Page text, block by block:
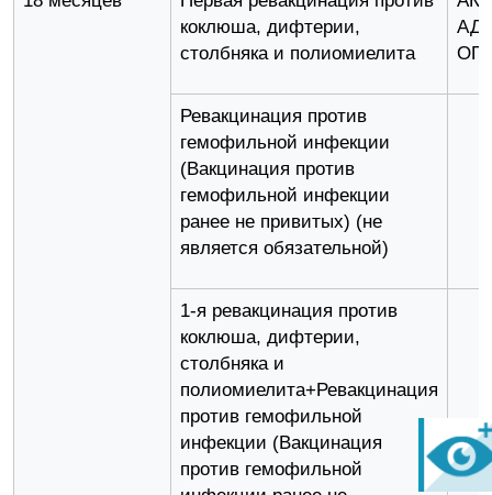
коклюша, дифтерии,
столбняка и полиомиелита
Ревакцинация против
гемофильной инфекции
(Вакцинация против
гемофильной инфекции
ранее не привитых) (не
является обязательной)
1-я ревакцинация против
коклюша, дифтерии,
столбняка и
полиомиелита+Ревакцинация
против гемофильной
инфекции (Вакцинация
против гемофильной